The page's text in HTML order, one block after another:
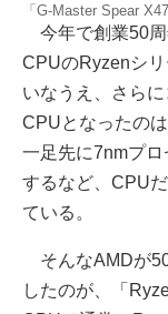
「G-Master Spear
今年で創業50周
CPUのRyzenシ
いなうえ、さら
CPUとなったの
一足先に7nmプ
するなど、CPU
ている。
そんなAMDが
したのが、「